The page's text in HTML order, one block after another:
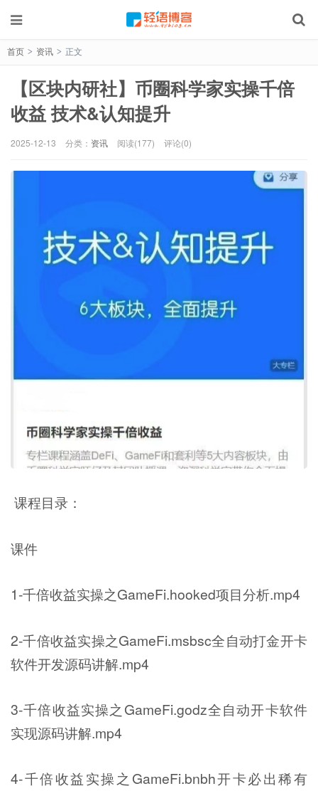
首页 > 资讯 > 正文
【区块内研社】币圈科学家实操千倍
收益 技术&认知提升
2025-12-13 分类： 资讯 阅读(177) 评论(0)
课程目录：
课件
1-千倍收益实操之GameFi.hooked项目分析.mp4
2-千倍收益实操之GameFi.msbsc全自动打金开卡
软件开发源码讲解.mp4
3-千倍收益实操之GameFi.godz全自动开卡软件
实现源码讲解.mp4
4-千倍收益实操之GameFi.bnbh开卡必出稀有